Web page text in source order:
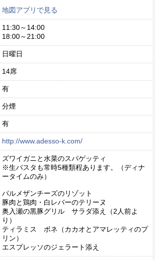
地図アプリで見る
11:30～14:00
18:00～21:00
日曜日
14席
有
分煙
有
http://www.adesso-k.com/
ズワイガニと水菜のスパゲッティ
※生パスタも常時5種類程あります。（ディナ
ータイムのみ）
パルメザンチーズのリゾット
豚肉と鶏肉・白レバーのテリーヌ
奥入瀬の黒豚グリル サラダ添え（2人前よ
り）
ティラミス ボネ（カカオとアマレッティのプ
リン）
エスプレッソのジェラート添え